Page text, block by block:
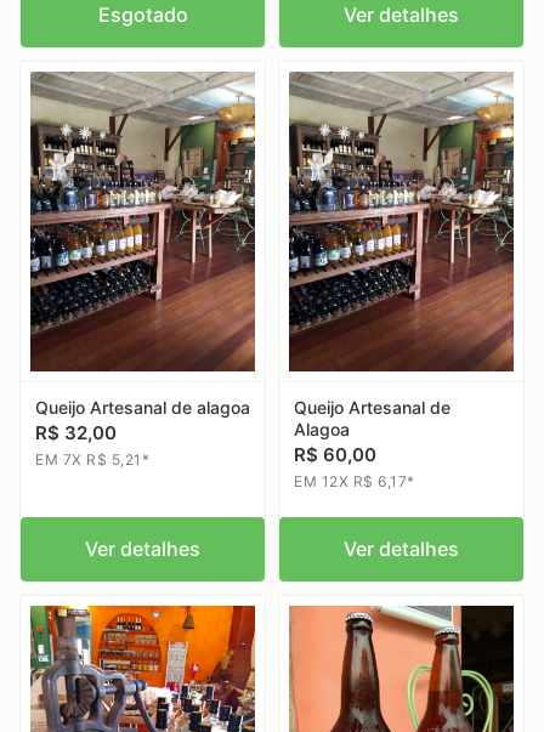
Esgotado Ver detalhes
Queijo Artesanal de alagoa
R$ 32,00
EM 7X R$ 5,21*
Ver detalhes
Queijo Artesanal de
Alagoa
R$ 60,00
EM 12X R$ 6,17*
Ver detalhes